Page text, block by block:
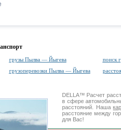
грузы Пылва — Йыгева
поиск
грузоперевозки Пылва — Йыгева
DELLA™ Расчет
в сфере
расстояний. Наша
расстояние между
для Вас!